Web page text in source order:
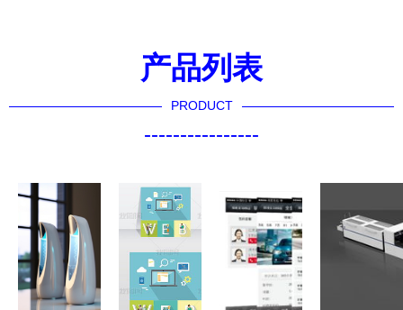
产品列表
PRODUCT
----------------